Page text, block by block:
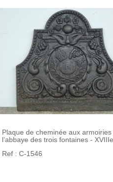
Plaque de cheminée aux armoiries
l’abbaye des trois fontaines - XVIIIe
Ref : C-1546